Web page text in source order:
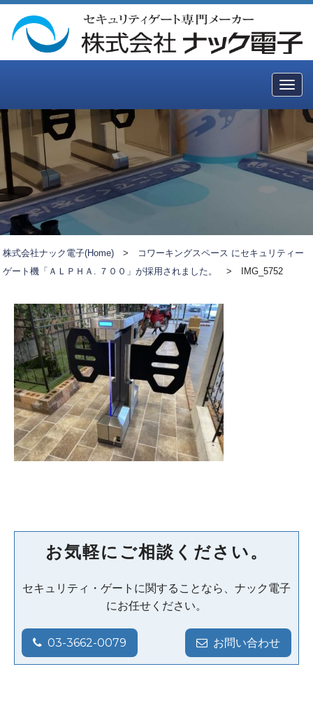
株式会社ナック電子(Home) >
コワーキングスペース にセキュリティー
ゲート機「ＡＬＰＨＡ. ７００」が採用されました。
> IMG_5752
お気軽にご相談ください。
セキュリティ・ゲートに関することなら、ナック電子
にお任せください。
03-3662-0079 お問い合わせ